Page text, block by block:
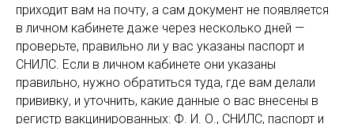
приходит вам на почту, а сам документ не появляется
в личном кабинете даже через несколько дней —
проверьте, правильно ли у вас указаны паспорт и
СНИЛС. Если в личном кабинете они указаны
правильно, нужно обратиться туда, где вам делали
прививку, и уточнить, какие данные о вас внесены в
регистр вакцинированных: Ф. И. О., СНИЛС, паспорт и